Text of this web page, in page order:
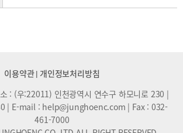
이용약관| 개인정보처리방침
: (우:22011) 인천광역시 연수구 하모니로 230 |
| E-mail : help@junghoenc.com | Fax : 032-
461-7000